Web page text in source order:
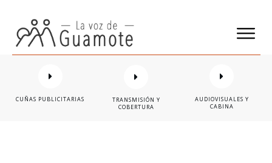
CUÑAS PUBLICITARIAS
TRANSMISIÓN Y
COBERTURA
AUDIOVISUALES Y
CABINA